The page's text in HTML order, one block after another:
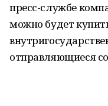
пресс-службе
можно будет
отправляющиеся